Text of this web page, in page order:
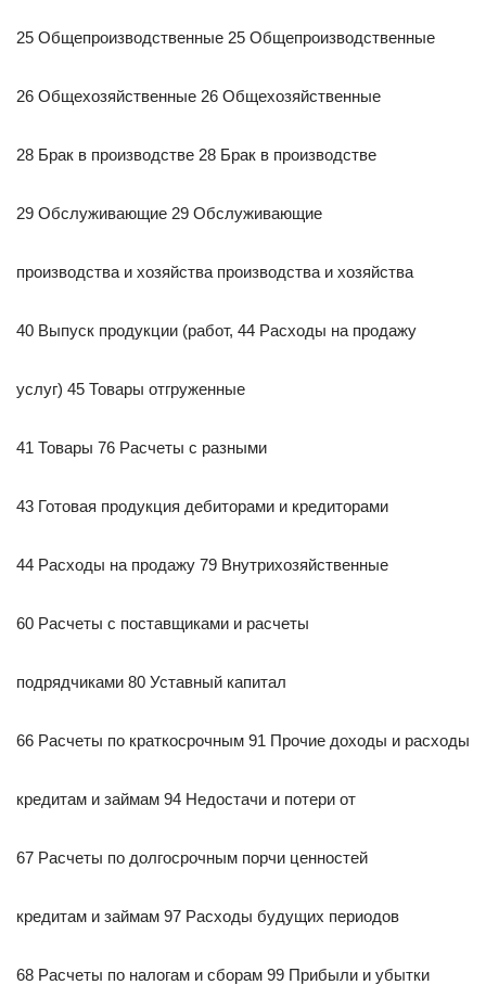
25 Общепроизводственные 25 Общепроизводственные
26 Общехозяйственные 26 Общехозяйственные
28 Брак в производстве 28 Брак в производстве
29 Обслуживающие 29 Обслуживающие
производства и хозяйства производства и хозяйства
40 Выпуск продукции (работ, 44 Расходы на продажу
услуг) 45 Товары отгруженные
41 Товары 76 Расчеты с разными
43 Готовая продукция дебиторами и кредиторами
44 Расходы на продажу 79 Внутрихозяйственные
60 Расчеты с поставщиками и расчеты
подрядчиками 80 Уставный капитал
66 Расчеты по краткосрочным 91 Прочие доходы и расходы
кредитам и займам 94 Недостачи и потери от
67 Расчеты по долгосрочным порчи ценностей
кредитам и займам 97 Расходы будущих периодов
68 Расчеты по налогам и сборам 99 Прибыли и убытки